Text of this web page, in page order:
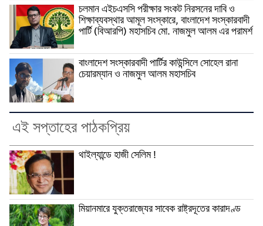
চলমান এইচএসসি পরীক্ষার সংকট নিরসনের দাবি ও
শিক্ষাব্যবস্থার আমূল সংস্কারে, বাংলাদেশ সংস্কারবাদী
পার্টি (বিআরপি) মহাসচিব মো. নাজমুল আলম এর পরামর্শ
বাংলাদেশ সংস্কারবাদী পার্টির কাউন্সিলে সোহেল রানা
চেয়ারম্যান ও নাজমুল আলম মহাসচিব
এই সপ্তাহের পাঠকপ্রিয়
থাইল্যান্ডে হাজী সেলিম !
মিয়ানমারে যুক্তরাজ্যের সাবেক রাষ্ট্রদূতের কারাদণ্ড